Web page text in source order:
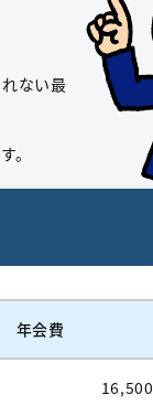
ない最
。
年会費
16,500